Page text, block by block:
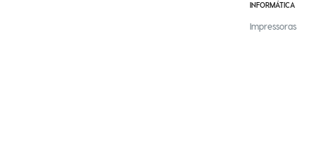
INFORMÁTICA
Impressoras